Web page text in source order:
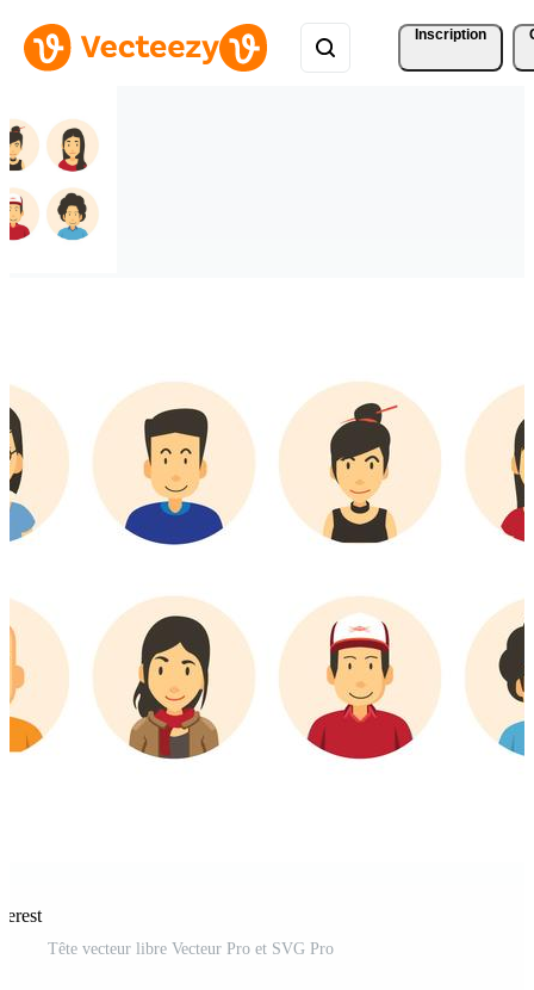
Inscription
Tête vecteur libre Vecteur Pro et SVG Pro